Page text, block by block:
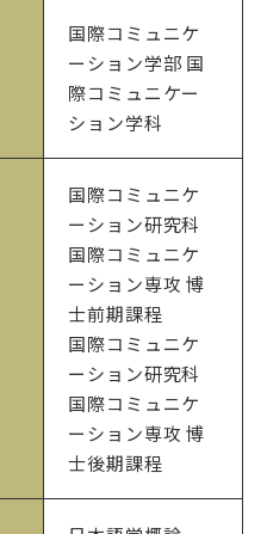
国際コミュニケ
ーション学部 国
際コミュニケー
ション学科
国際コミュニケ
ーション研究科
国際コミュニケ
ーション専攻 博
士前期課程
国際コミュニケ
ーション研究科
国際コミュニケ
ーション専攻 博
士後期課程